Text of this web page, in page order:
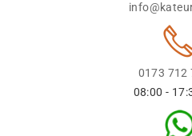
0173 712
08:00 -